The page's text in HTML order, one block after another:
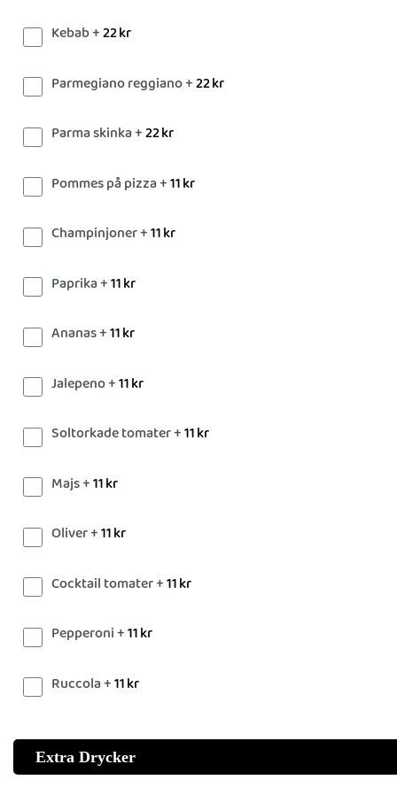
Kebab +22kr
Parmegiano reggiano +22kr
Parma skinka +22kr
Pommes på pizza +11kr
Champinjoner +11kr
Paprika +11kr
Ananas +11kr
Jalepeno +11kr
Soltorkade tomater +11kr
Majs +11kr
Oliver +11kr
Cocktail tomater +11kr
Pepperoni +11kr
Ruccola +11kr
Extra Drycker